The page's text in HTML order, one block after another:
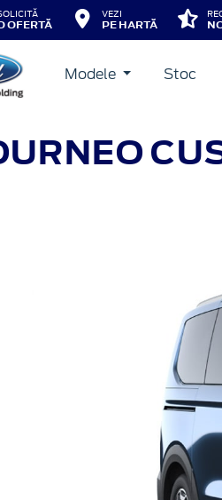
OFERTĂ
VEZI
PE HARTĂ
Modele Stoc